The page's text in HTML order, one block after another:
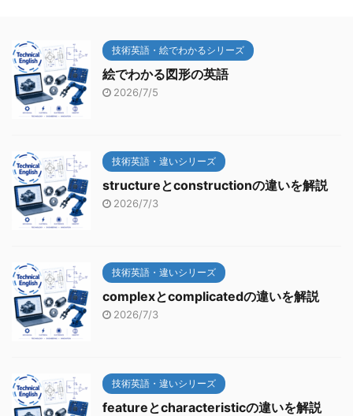
技術英語・絵でわかるシリーズ
絵でわかる図形の英語
2026/7/5
技術英語・違いシリーズ
structureとconstructionの違いを解説
2026/7/3
技術英語・違いシリーズ
complexとcomplicatedの違いを解説
2026/7/3
技術英語・違いシリーズ
featureとcharacteristicの違いを解説